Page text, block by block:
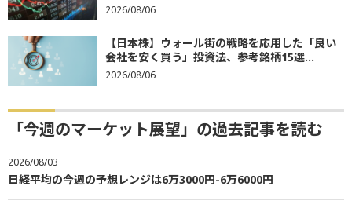
2026/08/06
【日本株】ウォール街の戦略を応用した「良い
会社を安く買う」投資法、参考銘柄15選...
2026/08/06
「今週のマーケット展望」の過去記事を読む
2026/08/03
日経平均の今週の予想レンジは6万3000円-6万6000円